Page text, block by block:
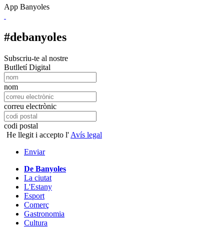
App Banyoles
#debanyoles
Subscriu-te al nostre
Butlletí Digital
nom
correu electrònic
codi postal
He llegit i accepto l' Avís legal
Enviar
De Banyoles
La ciutat
L'Estany
Esport
Comerç
Gastronomia
Cultura